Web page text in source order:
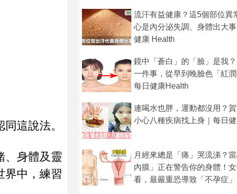
這說法。
、身體及靈
界中，練習
流汗有益健康？這5個部位異
心是內分泌失調、身體出大
健康 Health
鏡中「蒼白」的「臉」是我
一件事，從早到晚臉色「紅
每日健康Health
連喝水也胖，運動都沒用？
小心八種疾病找上身｜每日
月經來總是「痛」哭流涕？
內膜」正在警告你的身體！
看，最嚴重恐導致「不孕症